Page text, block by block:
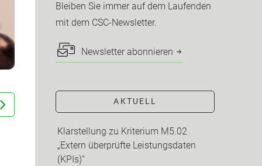
Bleiben Sie immer auf dem Laufenden
mit dem CSC-Newsletter.
Newsletter abonnieren
AKTUELL
Klarstellung zu Kriterium M5.02
„Extern überprüfte Leistungsdaten
(KPIs)“